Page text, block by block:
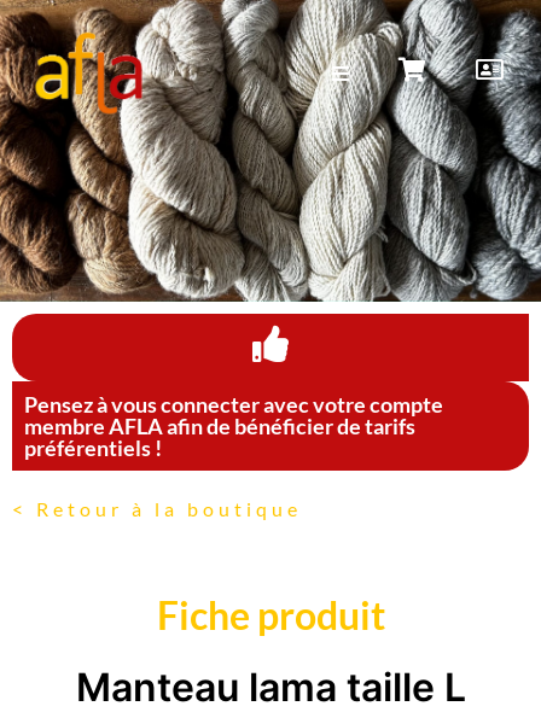
Pensez à vous connecter avec votre compte
membre AFLA afin de bénéficier de tarifs
préférentiels !
< Retour à la boutique
Fiche produit
Manteau lama taille L